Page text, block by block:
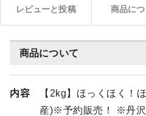
レビューと投稿 商品に
商品について
内容
【2kg】ほっくほく！
産)※予約販売！ ※丹沢